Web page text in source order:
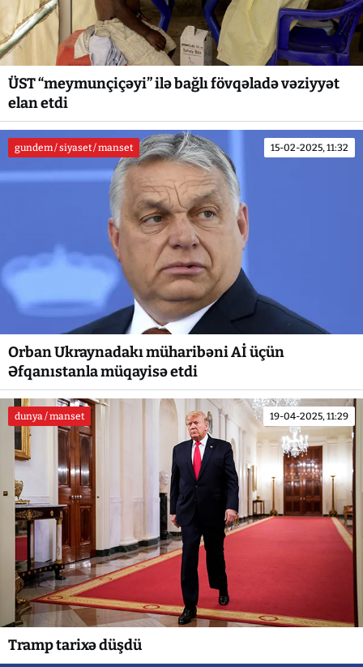
ÜST “meymunçiçəyi” ilə bağlı fövqəladə vəziyyət
elan etdi
gundem / siyaset / manset 15-02-2025, 11:32
Orban Ukraynadakı müharibəni Aİ üçün
Əfqanıstanla müqayisə etdi
dunya / manset 19-04-2025, 11:29
Tramp tarixə düşdü